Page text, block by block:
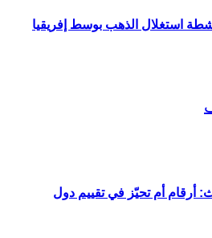
استغلال الذهب بوسط إفريقيا
أرقام أم تحيّز في تقييم دول